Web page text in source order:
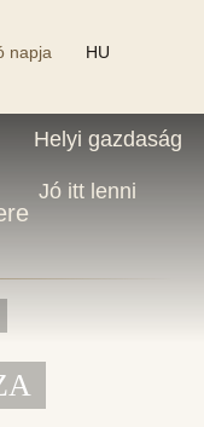
napja
HU
Helyi gazdaság
Jó itt lenni